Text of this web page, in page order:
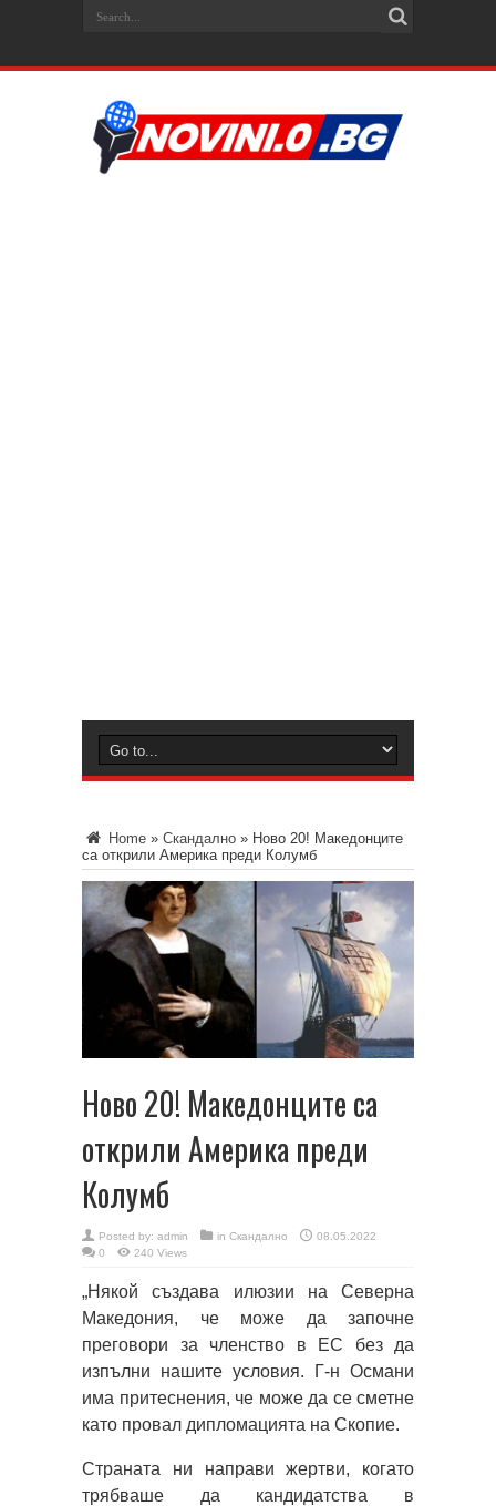
Home » Скандално » Ново 20! Македонците
са открили Америка преди Колумб
Ново 20! Македонците са
открили Америка преди
Колумб
Posted by: admin in Скандално
08.05.2022
0
240 Views
„Някой създава илюзии на Северна
Македония, че може да започне
преговори за членство в ЕС без да
изпълни нашите условия. Г-н Османи
има притеснения, че може да се сметне
като провал дипломацията на Скопие.
Страната ни направи жертви, когато
трябваше да кандидатства в